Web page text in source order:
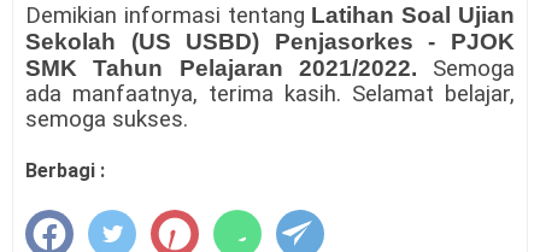
Demikian informasi tentang Latihan Soal Ujian
Sekolah (US USBD) Penjasorkes - PJOK
SMK Tahun Pelajaran 2021/2022. Semoga
ada manfaatnya, terima kasih. Selamat belajar,
semoga sukses.
Berbagi :